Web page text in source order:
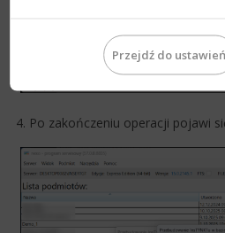
4. Po zakończeniu operacji pojawi
Przejdź do ustawień